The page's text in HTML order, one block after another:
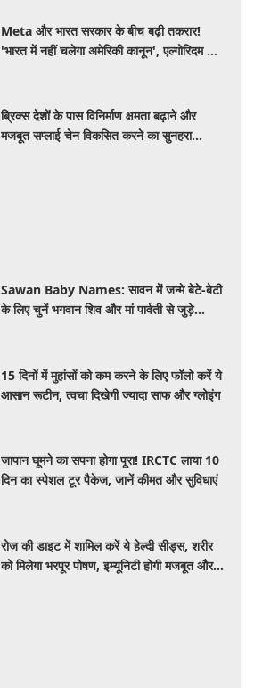
Meta और भारत सरकार के बीच बढ़ी तकरार!
'भारत में नहीं चलेगा अमेरिकी कानून', एल्गोरिदम को
ब्रिक्स देशों के पास विनिर्माण क्षमता बढ़ाने और
मजबूत सप्लाई चेन विकसित करने का सुनहरा
Sawan Baby Names: सावन में जन्मे बेटे-बेटी
के लिए चुनें भगवान शिव और मां पार्वती से जुड़े
15 दिनों में मुहांसों को कम करने के लिए फॉलो करें ये
आसान रूटीन, त्वचा दिखेगी ज्यादा साफ और ग्लोइंग
जापान घूमने का सपना होगा पूरा! IRCTC लाया 10
दिन का स्पेशल टूर पैकेज, जानें कीमत और सुविधाएं
रोज की डाइट में शामिल करें ये हेल्दी सीड्स, शरीर
को मिलेगा भरपूर पोषण, इम्यूनिटी होगी मजबूत और